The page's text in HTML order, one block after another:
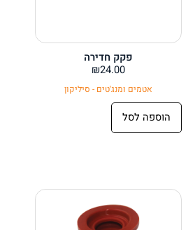
פקק חדירה
₪24.00
אטמים ומנג'טים - סיליקון
הוספה לסל